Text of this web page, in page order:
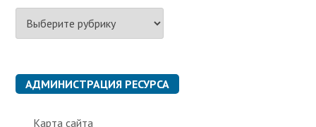
б
к
и АДМИНИСТРАЦИЯ РЕСУРСА
Карта сайта